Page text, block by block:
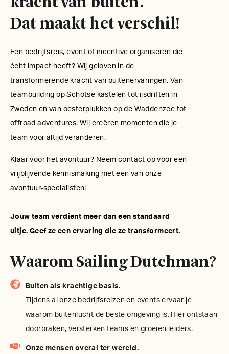
Dat maakt het verschil!
Een bedrijfsreis, event of incentive organiseren die
écht impact heeft? Wij geloven in de
transformerende kracht van buitenervaringen. Van
teambuilding op Schotse kastelen tot ijsdriften in
Zweden en van oesterplukken op de Waddenzee tot
offroad adventures. Wij creëren momenten die je
team voor altijd veranderen.
Klaar voor het avontuur? Neem contact op voor een
vrijblijvende kennismaking met een van onze
avontuur-specialisten!
Jouw team verdient meer dan een standaard
uitje. Geef ze een ervaring die ze transformeert.
Waarom Sailing Dutchman?
Buiten als krachtige basis.
Tijdens al onze bedrijfsreizen en events ervaar je
waarom buitenlucht de beste omgeving is. Hier ontstaan
doorbraken, versterken teams en groeien leiders.
Onze mensen overal ter wereld.